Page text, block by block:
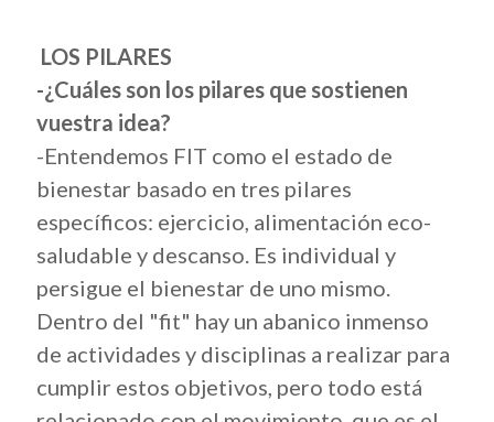
LOS PILARES
-¿Cuáles son los pilares que sostienen
vuestra idea?
-Entendemos FIT como el estado de
bienestar basado en tres pilares
específicos: ejercicio, alimentación eco-
saludable y descanso. Es individual y
persigue el bienestar de uno mismo.
Dentro del "fit" hay un abanico inmenso
de actividades y disciplinas a realizar para
cumplir estos objetivos, pero todo está